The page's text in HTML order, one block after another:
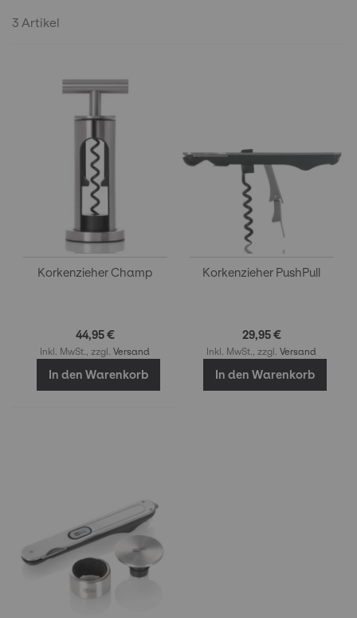
3 Artikel
Korkenzieher Champ
44,95 €
Inkl. MwSt., zzgl.Versand
In den Warenkorb
Korkenzieher PushPull
29,95 €
Inkl. MwSt., zzgl.Versand
In den Warenkorb